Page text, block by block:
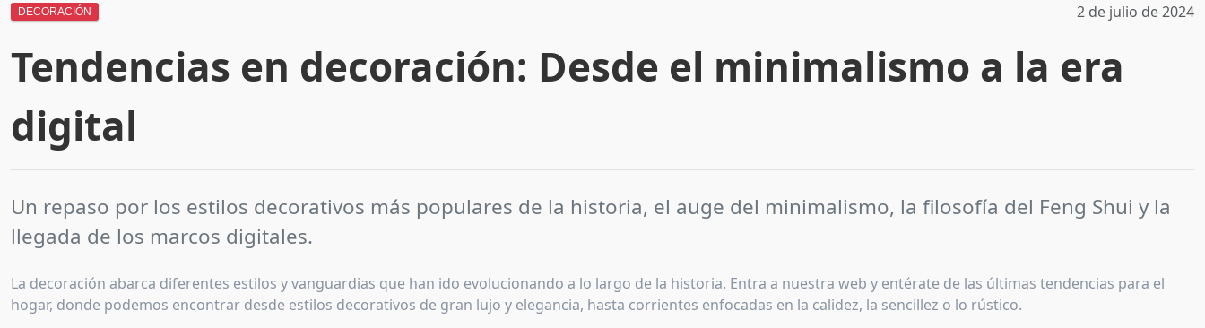
DECORACIÓN 2 de julio de 2024
Tendencias en decoración: Desde el minimalismo a la era
digital
Un repaso por los estilos decorativos más populares de la historia, el auge del minimalismo, la filosofía del Feng Shui y la
llegada de los marcos digitales.
La decoración abarca diferentes estilos y vanguardias que han ido evolucionando a lo largo de la historia. Entra a nuestra web y entérate de las últimas tendencias para el
hogar, donde podemos encontrar desde estilos decorativos de gran lujo y elegancia, hasta corrientes enfocadas en la calidez, la sencillez o lo rústico.